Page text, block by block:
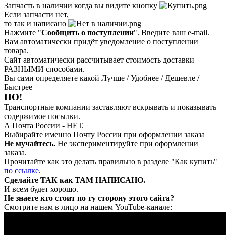
Запчасть в наличии когда вы видите кнопку
Если запчасти нет,
то так и написано
Нажмите "Сообщить о поступлении". Введите ваш e-mail.
Вам автоматически придёт уведомление о поступлении
товара.
Сайт автоматически рассчитывает стоимость доставки
РАЗНЫМИ способами.
Вы сами определяете какой Лучше / Удобнее / Дешевле /
Быстрее
НО!
Транспортные компании заставляют вскрывать и показывать
содержимое посылки.
А Почта России - НЕТ.
Выбирайте именно Почту России при оформлении заказа
Не мучайтесь. Не экспериментируйте при оформлении
заказа.
Прочитайте как это делать правильно в разделе "Как купить"
по ссылке.
Сделайте ТАК как ТАМ НАПИСАНО.
И всем будет хорошо.
Не знаете кто стоит по ту сторону этого сайта?
Смотрите нам в лицо на нашем YouTube-канале: